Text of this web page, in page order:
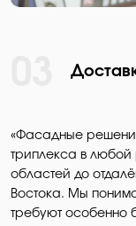
«Фасадные
триплекса в
областей до
Востока. Мы
требуют особенно